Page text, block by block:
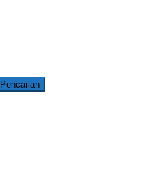
Pencarian